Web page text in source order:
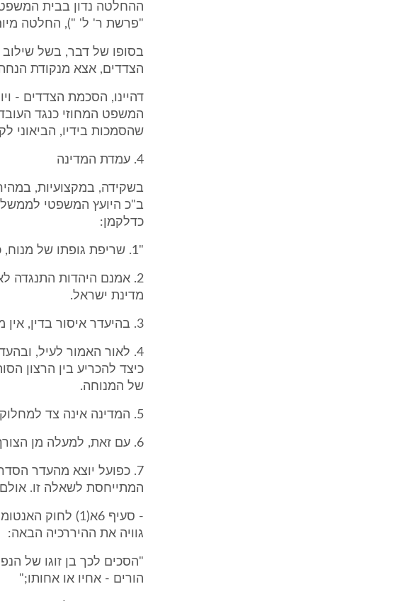
"פרשת ר' ל' "), החלטה מיום 17/4/08, מאגר "דטה חוק
הצדדים, אצא מנקודת
דהיינו, הסכמת הצדדים -
המשפט המחוזי כנגד
שהסמכות בידיו, הביאוני
4. עמדת המדינה
בשקידה, במקצועיות,
ב"כ היועץ המשפטי
כדלקמן:
"1. שריפת גופתו של מנוח, כתחליף לקבורתה, אינה מוסדרת בחקיקה במדינת ישראל.
2. אמנם היהדות התנגדה
מדינת ישראל.
3. בהיעדר איסור בדין, אין מניעה חוקית עקרונית לשריפת גופה.
4. לאור האמור לעיל,
כיצד להכריע בין הרצון
של המנוחה.
5. המדינה אינה צד למחלוקת זו.
6. עם זאת, למעלה מן הצורך תובא התייחסות קצרה גם לשאלה זו.
7. כפועל יוצא מהעדר
המתייחסת לשאלה זו.
גוויה את ההיררכיה הבאה:
"הסכים לכך בן זוגו של
הורים - אחיו או אחותו;"